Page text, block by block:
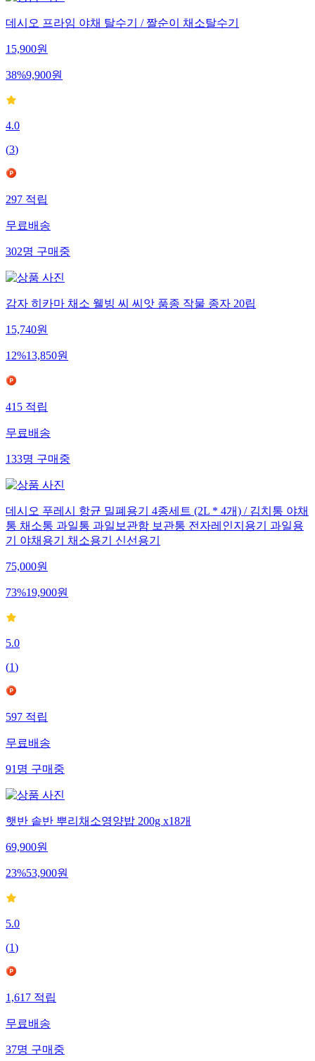
데시오 프라임 야채 탈수기 / 짤순이 채소탈수기
15,900원
38%9,900원
4.0
(3)
297 적립
무료배송
302명 구매중
감자 히카마 채소 웰빙 씨 씨앗 품종 작물 종자 20립
15,740원
12%13,850원
415 적립
무료배송
133명 구매중
데시오 푸레시 항균 밀폐용기 4종세트 (2L * 4개) / 김치통 야채
통 채소통 과일통 과일보관함 보관통 전자레인지용기 과일용
기 야채용기 채소용기 신선용기
75,000원
73%19,900원
5.0
(1)
597 적립
무료배송
91 명 구매중
햇반 솥반 뿌리채소영양밥 200g x18개
69,900원
23%53,900원
5.0
(1)
1,617 적립
무료배송
37명 구매중